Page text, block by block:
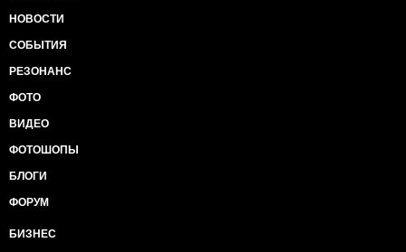
НОВОСТИ
СОБЫТИЯ
РЕЗОНАНС
ФОТО
ВИДЕО
ФОТОШОПЫ
БЛОГИ
ФОРУМ
БИЗНЕС